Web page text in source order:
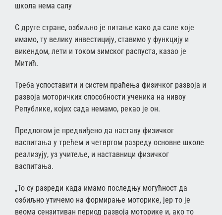
школа нема салу
С друге стране, озбиљно је питање како да сале које
имамо, ту велику инвестицију, ставимо у функцију и
викендом, лети и током зимског распуста, казао је
Митић.
Треба успоставити и систем праћења физичког развоја и
развоја моторичких способности ученика на нивоу
Републике, којих сада немамо, рекао је он.
Предлогом је предвиђено да наставу физичког
васпитања у трећем и четвртом разреду основне школе
реализују, уз учитеље, и наставници физичког
васпитања.
„То су разреди када имамо последњу могућност да
озбиљно утичемо на формирање моторике, јер то је
веома сензитиван период развоја моторике и, ако то